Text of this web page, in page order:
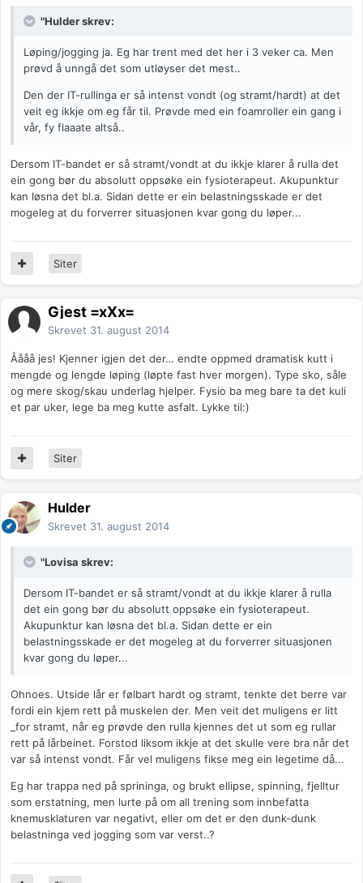
"Hulder skrev:
Løping/jogging ja. Eg har trent med det her i 3 veker ca. Men
prøvd å unngå det som utløyser det mest..
Den der IT-rullinga er så intenst vondt (og stramt/hardt) at det
veit eg ikkje om eg får til. Prøvde med ein foamroller ein gang i
vår, fy flaaate altså..
Dersom IT-bandet er så stramt/vondt at du ikkje klarer å rulla det
ein gong bør du absolutt oppsøke ein fysioterapeut. Akupunktur
kan løsna det bl.a. Sidan dette er ein belastningsskade er det
mogeleg at du forverrer situasjonen kvar gong du løper...
Siter
Gjest =xXx=
Skrevet 31. august 2014
Åååå jes! Kjenner igjen det der… endte oppmed dramatisk kutt i
mengde og lengde løping (løpte fast hver morgen). Type sko, såle
og mere skog/skau underlag hjelper. Fysio ba meg bare ta det kuli
et par uker, lege ba meg kutte asfalt. Lykke til:)
Siter
Hulder
Skrevet 31. august 2014
"Lovisa skrev:
Dersom IT-bandet er så stramt/vondt at du ikkje klarer å rulla
det ein gong bør du absolutt oppsøke ein fysioterapeut.
Akupunktur kan løsna det bl.a. Sidan dette er ein
belastningsskade er det mogeleg at du forverrer situasjonen
kvar gong du løper...
Ohnoes. Utside lår er følbart hardt og stramt, tenkte det berre var
fordi ein kjem rett på muskelen der. Men veit det muligens er litt
_for stramt, når eg prøvde den rulla kjennes det ut som eg rullar
rett på lårbeinet. Forstod liksom ikkje at det skulle vere bra når det
var så intenst vondt. Får vel muligens fikse meg ein legetime då...
Eg har trappa ned på sprininga, og brukt ellipse, spinning, fjelltur
som erstatning, men lurte på om all trening som innbefatta
knemusklaturen var negativt, eller om det er den dunk-dunk
belastninga ved jogging som var verst..?